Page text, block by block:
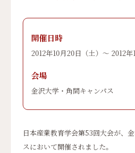
開催日時
2012年10月20日（土）〜 2012年
会場
金沢大学・角間キャンパス
日本産業教育学会第53回大会が、
スにおいて開催されました。